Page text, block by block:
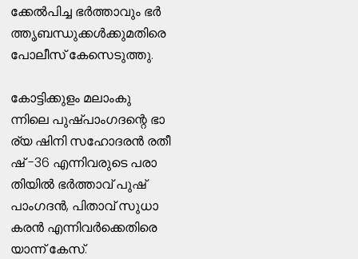
ക്കേല്‍പിച്ച ഭര്‍ത്താവും ഭര്‍
ത്തൃബന്ധുക്കള്‍ക്കുമതിരെ
പോലീസ്‌ കേസെടുത്തു.
കോട്ടിക്കുളം മലാംകു
ന്നിലെ പുഷ്പാംഗദന്റെ ഭാ
ര്യ ഷിനി സഹോദരന്‍ രതീ
ഷ്‌ -36 എന്നിവരുടെ പരാ
തിയില്‍ ഭര്‍ത്താവ്‌ പുഷ്‌
പാംഗദന്‍, പിതാവ്‌ സുധാ
കരന്‍ എന്നിവര്‍ക്കെതിരെ
യാന്ന്‌ കേസ്‌.